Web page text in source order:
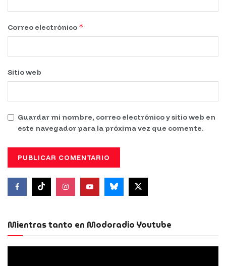
Correo electrónico *
Sitio web
Guardar mi nombre, correo electrónico y sitio web en
este navegador para la próxima vez que comente.
Mientras tanto en Modoradio Youtube